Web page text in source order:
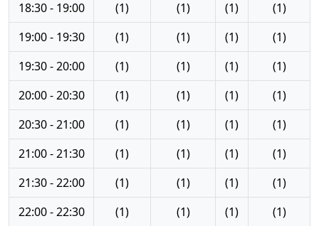
18:30 - 19:00
(1) (1) (1)
(1)
19:00 - 19:30
(1) (1) (1)
(1)
19:30 - 20:00
(1) (1) (1)
(1)
20:00 - 20:30
(1) (1) (1)
(1)
20:30 - 21:00
(1) (1) (1)
(1)
21:00 - 21:30
(1) (1) (1)
(1)
21:30 - 22:00
(1) (1) (1)
(1)
22:00 - 22:30
(1) (1) (1) (1)